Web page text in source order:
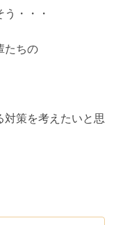
・・・
たちの
対策を考えたいと思